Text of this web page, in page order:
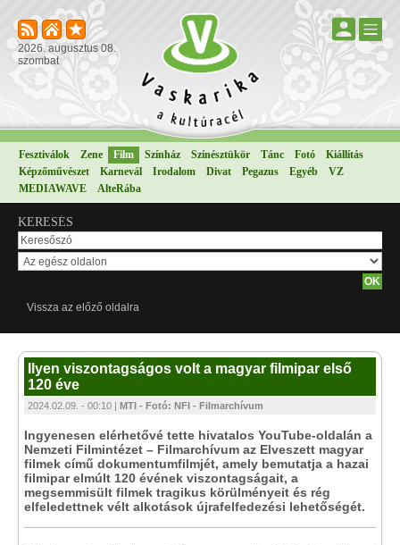
2026. augusztus 08.
szombat
Fesztiválok Zene Film Színház Színésztükör Tánc Fotó
Kiállítás
Képzőművészet
Karnevál Irodalom Divat Pegazus Egyéb
VZ
MEDIAWAVE
AlteRába
KERESÉS
Vissza az előző oldalra
Ilyen viszontagságos volt a magyar filmipar első
120 éve
2024.02.09. - 00:10 | MTI - Fotó: NFI - Filmarchívum
Ingyenesen elérhetővé tette hivatalos YouTube-oldalán a
Nemzeti Filmintézet – Filmarchívum az Elveszett magyar
filmek című dokumentumfilmjét, amely bemutatja a hazai
filmipar elmúlt 120 évének viszontagságait, a
megsemmisült filmek tragikus körülményeit és rég
elfeledettnek vélt alkotások újrafelfedezési lehetőségét.